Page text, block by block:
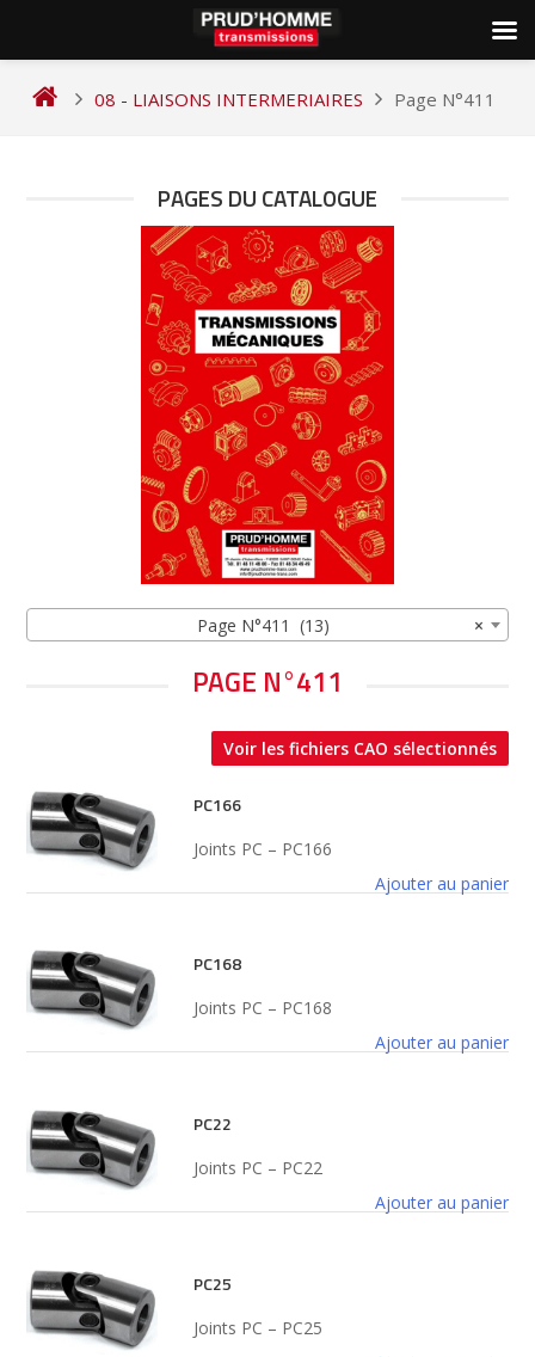
08 - LIAISONS INTERMERIAIRES Page N°411
PAGES DU CATALOGUE
×
Page N°411 (13)
PAGE N°411
Voir les fichiers CAO sélectionnés
PC166
Joints PC – PC166
Ajouter au panier
PC168
Joints PC – PC168
Ajouter au panier
PC22
Joints PC – PC22
Ajouter au panier
PC25
Joints PC – PC25